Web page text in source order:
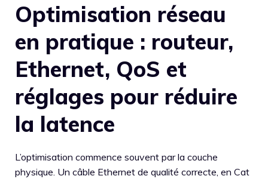
Optimisation réseau
en pratique : routeur,
Ethernet, QoS et
réglages pour réduire
la latence
L’optimisation commence souvent par la couche
physique. Un câble Ethernet de qualité correcte, en Cat